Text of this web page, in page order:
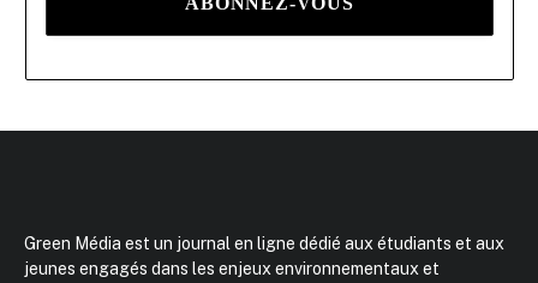
Green Média est un journal en ligne dédié aux étudiants et aux
jeunes engagés dans les enjeux environnementaux et